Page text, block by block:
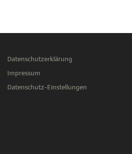
Datenschutzerklärung
Impressum
Datenschutz-Einstellungen